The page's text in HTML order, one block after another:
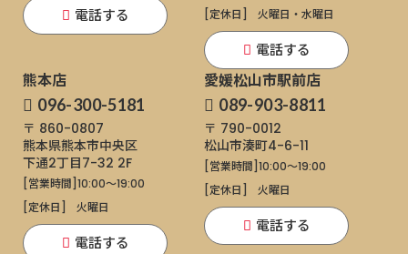
電話する
[定休日]
火曜日・水曜日
電話する
熊本店
096-300-5181
〒 860-0807
熊本県熊本市中央区
下通2丁目7-32 2F
[営業時間] 10:00～19:00
[定休日]
火曜日
電話する
愛媛松山市駅前店
089-903-8811
〒 790-0012
松山市湊町4-6-11
[営業時間] 10:00～19:00
[定休日]
火曜日
電話する